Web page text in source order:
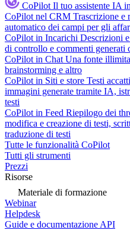
CoPilot Il tuo assistente IA
CoPilot nel CRM Trascrizione e
automatico dei campi per gli
CoPilot in Incarichi Descrizioni
di controllo e commenti generati
CoPilot in Chat Una fonte
brainstorming e altro
CoPilot in Siti e store Testi
immagini generate tramite IA,
testi
CoPilot in Feed Riepilogo dei
modifica e creazione di testi,
traduzione di testi
Tutte le funzionalità CoPilot
Tutti gli strumenti
Prezzi
Risorse
Materiale di formazione
Webinar
Helpdesk
Guide e documentazione API